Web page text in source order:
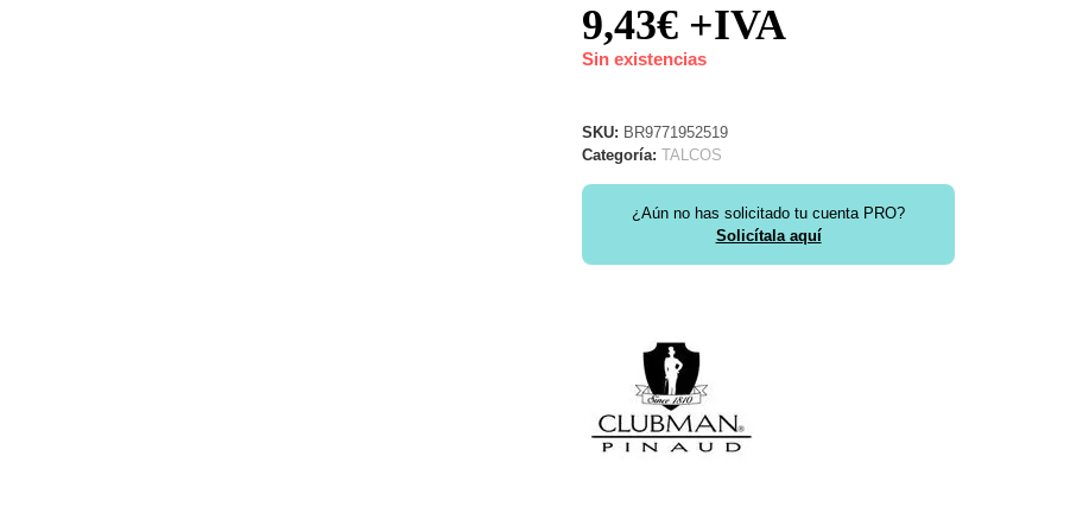
9,43€ +IVA
Sin existencias
SKU: BR9771952519
Categoría:TALCOS
¿Aún no has solicitado tu cuenta PRO?
Solicítala aquí